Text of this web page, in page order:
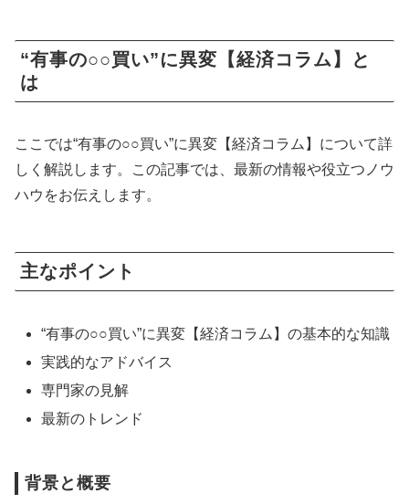
“有事の○○買い”に異変【経済コラム】と
は
ここでは“有事の○○買い”に異変【経済コラム】について詳
しく解説します。この記事では、最新の情報や役立つノウ
ハウをお伝えします。
主なポイント
“有事の○○買い”に異変【経済コラム】の基本的な知識
実践的なアドバイス
専門家の見解
最新のトレンド
背景と概要